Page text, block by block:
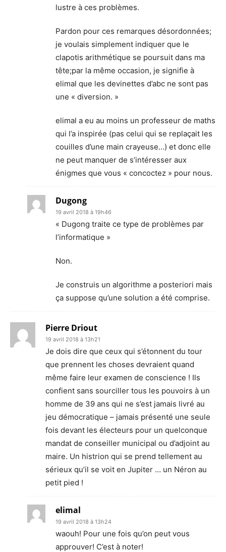
lustre à ces problèmes.
Pardon pour ces remarques désordonnées;
je voulais simplement indiquer que le
clapotis arithmétique se poursuit dans ma
tête;par la même occasion, je signifie à
elimal que les devinettes d’abc ne sont pas
une « diversion. »
elimal a eu au moins un professeur de maths
qui l’a inspirée (pas celui qui se replaçait les
couilles d’une main crayeuse…) et donc elle
ne peut manquer de s’intéresser aux
énigmes que vous « concoctez » pour nous.
Dugong
19 avril 2018 à 19h46
« Dugong traite ce type de problèmes par
l’informatique »
Non.
Je construis un algorithme a posteriori mais
ça suppose qu’une solution a été comprise.
Pierre Driout
19 avril 2018 à 13h21
Je dois dire que ceux qui s’étonnent du tour
que prennent les choses devraient quand
même faire leur examen de conscience ! Ils
confient sans sourciller tous les pouvoirs à un
homme de 39 ans qui ne s’est jamais livré au
jeu démocratique – jamais présenté une seule
fois devant les électeurs pour un quelconque
mandat de conseiller municipal ou d’adjoint au
maire. Un histrion qui se prend tellement au
sérieux qu’il se voit en Jupiter … un Néron au
petit pied !
elimal
19 avril 2018 à 13h24
waouh! Pour une fois qu’on peut vous
approuver! C’est à noter!